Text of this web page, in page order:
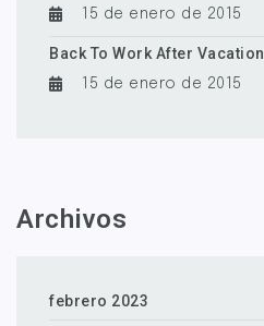
15 de enero de 2015
Back To Work After Vacation
15 de enero de 2015
Archivos
febrero 2023